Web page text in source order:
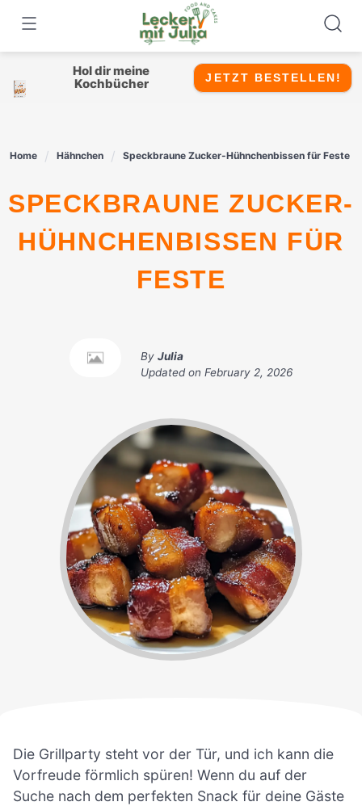
content
Hol dir meine
Kochbücher
JETZT BESTELLEN!
Home Hähnchen Speckbraune Zucker-Hühnchenbissen für Feste
SPECKBRAUNE ZUCKER-
HÜHNCHENBISSEN FÜR
FESTE
By Julia
Updated on February 2, 2026
Die Grillparty steht vor der Tür, und ich kann die
Vorfreude förmlich spüren! Wenn du auf der
Suche nach dem perfekten Snack für deine Gäste